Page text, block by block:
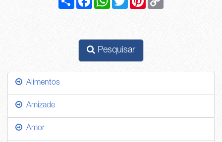
Pesquisar
Alimentos
Amizade
Amor